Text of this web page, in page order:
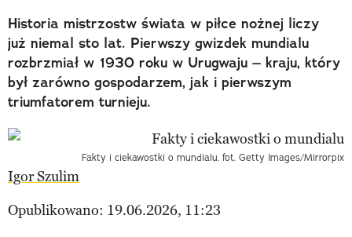
Historia mistrzostw świata w piłce nożnej liczy
już niemal sto lat. Pierwszy gwizdek mundialu
rozbrzmiał w 1930 roku w Urugwaju – kraju, który
był zarówno gospodarzem, jak i pierwszym
triumfatorem turnieju.
Fakty i ciekawostki o mundialu. fot. Getty Images/Mirrorpix
Igor Szulim
Opublikowano: 19.06.2026, 11:23